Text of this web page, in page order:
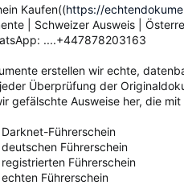
Kaufen((https://
| Schweizer Ausweis |
....+447878203163
erstellen wir echte,
Überprüfung der
gefälschte Ausweise her, die
Führerschein
Führerschein
Führerschein
Führerschein